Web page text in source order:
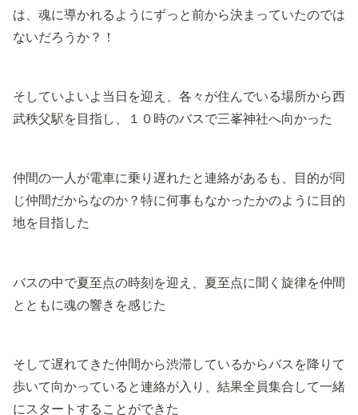
は、魂に導かれるようにずっと前から決まっていたのでは
ないだろうか？！
そしていよいよ当日を迎え、各々が住んでいる場所から西
武秩父駅を目指し、１０時のバスで三峯神社へ向かった
仲間の一人が電車に乗り遅れたと連絡があるも、目的が同
じ仲間だからなのか？特に何事もなかったかのように目的
地を目指した
バスの中で夏至点の時刻を迎え、夏至点に聞く旋律を仲間
とともに魂の響きを感じた
そして遅れてきた仲間から渋滞しているからバスを降りて
歩いて向かっていると連絡が入り、結果全員集合して一緒
にスタートすることができた